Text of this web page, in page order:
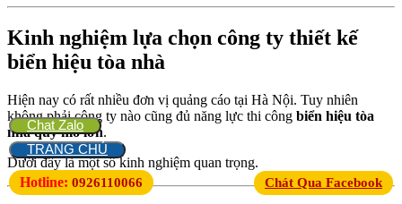
Kinh nghiệm lựa chọn công ty thiết kế
biển hiệu tòa nhà
Hiện nay có rất nhiều đơn vị quảng cáo tại Hà Nội. Tuy nhiên
không phải công ty nào cũng đủ năng lực thi công biển hiệu tòa
nhà quy mô lớn.
Dưới đây là một số kinh nghiệm quan trọng.
Chát Qua Facebook
Hotline: 0926110066
Chat Zalo
TRANG CHỦ